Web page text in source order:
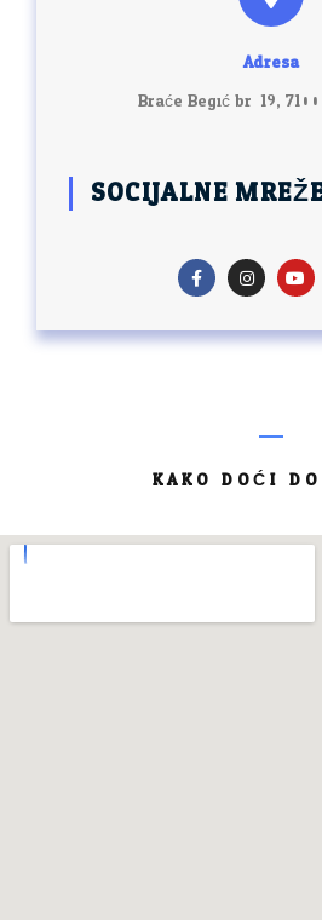
Adresa
Braće Begić br. 19,
SOCIJALNE
KAKO DOĆI